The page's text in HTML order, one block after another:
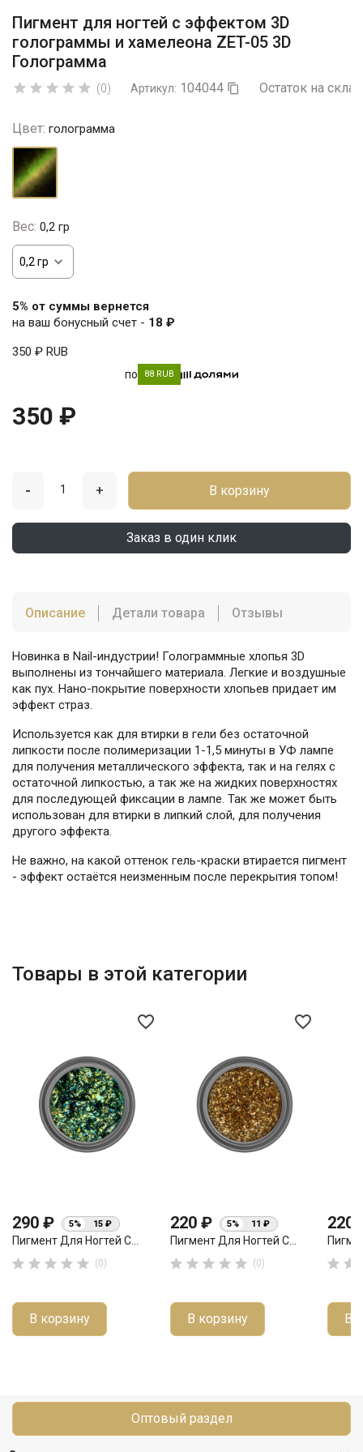
Пигмент для ногтей с эффектом 3D
голограммы и хамелеона ZET-05 3D
Голограмма
     (0) Артикул: 104044  Остаток на
Цвет: голограмма
голограмма
Вес: 0,2 гр
5% от суммы вернется
на ваш бонусный счет - 18 ₽
350 ₽ RUB
по 88 RUB
350 ₽
- + В корзину
Заказ в один клик
Описание Детали товара Отзывы
Новинка в Nail-индустрии! Голограммные хлопья 3D
выполнены из тончайшего материала. Легкие и воздушные
как пух. Нано-покрытие поверхности хлопьев придает им
эффект страз.
Используется как для втирки в гели без остаточной
липкости после полимеризации 1-1,5 минуты в УФ лампе
для получения металлического эффекта, так и на гелях с
остаточной липкостью, а так же на жидких поверхностях
для последующей фиксации в лампе. Так же может быть
использован для втирки в липкий слой, для получения
другого эффекта.
Не важно, на какой оттенок гель-краски втирается пигмент
- эффект остаётся неизменным после перекрытия топом!
Товары в этой категории
favorite_border
290 ₽ 5% 15 ₽
Пигмент Для Ногтей С...
     (0)
В корзину
favorite_border
220 ₽ 5% 11 ₽
Пигмент Для Ногтей С...
     (0)
В корзину
220
 
В
Оптовый раздел